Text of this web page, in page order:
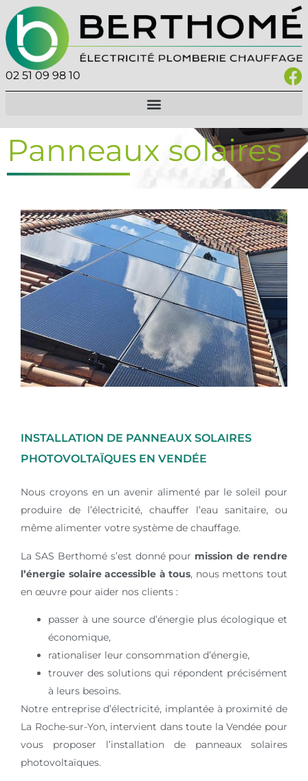
02 51 09 98 10
Panneaux solaires
INSTALLATION DE PANNEAUX SOLAIRES
PHOTOVOLTAÏQUES EN VENDÉE
Nous croyons en un avenir alimenté par le soleil pour
produire de l’électricité, chauffer l’eau sanitaire, ou
même alimenter votre système de chauffage.
La SAS Berthomé s’est donné pour mission de rendre
l’énergie solaire accessible à tous, nous mettons tout
en œuvre pour aider nos clients :
passer à une source d’énergie plus écologique et
économique,
rationaliser leur consommation d’énergie,
trouver des solutions qui répondent précisément
à leurs besoins.
Notre entreprise d’électricité, implantée à proximité de
La Roche-sur-Yon, intervient dans toute la Vendée pour
vous proposer l’installation de panneaux solaires
photovoltaïques.